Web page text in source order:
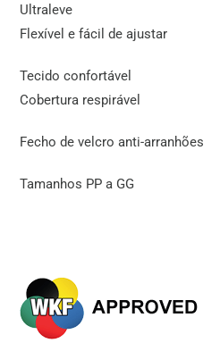
Ultraleve
Flexível e fácil de ajustar
Tecido confortável
Cobertura respirável
Fecho de velcro anti-arranhões
Tamanhos PP a GG